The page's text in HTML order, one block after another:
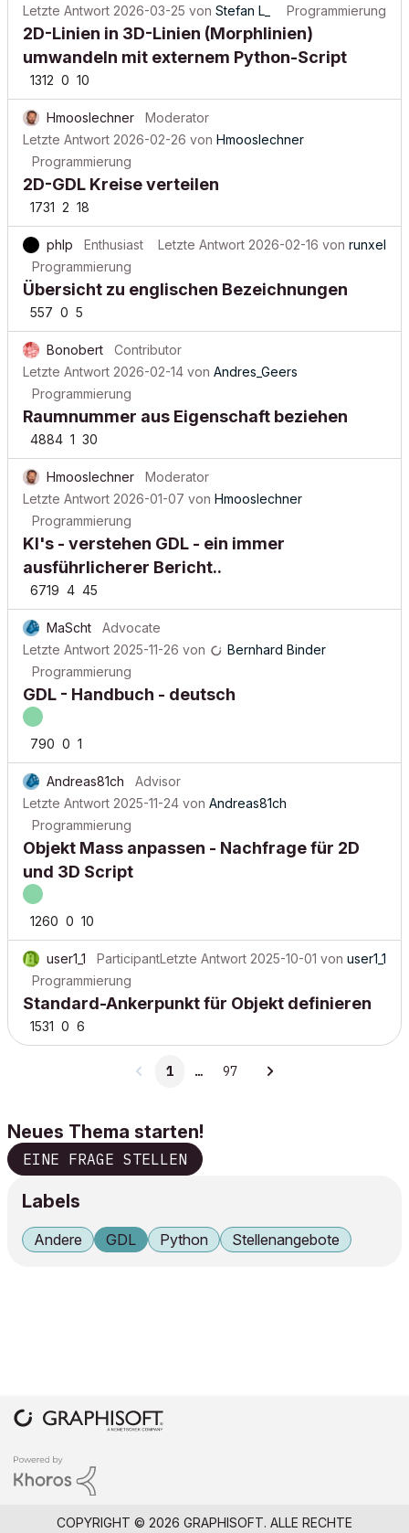
Letzte Antwort 2026-03-25 von Stefan L_ Programmierung
2D-Linien in 3D-Linien (Morphlinien)
umwandeln mit externem Python-Script
1312 0 10
Hmooslechner
Moderator
Letzte Antwort 2026-02-26 von Hmooslechner
Programmierung
2D-GDL Kreise verteilen
1731 2 18
phlp Enthusiast Letzte Antwort 2026-02-16 von runxel
Programmierung
Übersicht zu englischen Bezeichnungen
557 0 5
Bonobert
Contributor
Letzte Antwort 2026-02-14 von Andres_Geers
Programmierung
Raumnummer aus Eigenschaft beziehen
4884 1 30
Hmooslechner
Moderator
Letzte Antwort 2026-01-07 von Hmooslechner
Programmierung
KI's - verstehen GDL - ein immer
ausführlicherer Bericht..
6719 4 45
MaScht
Advocate
Letzte Antwort 2025-11-26 von
Bernhard Binder
Programmierung
GDL - Handbuch - deutsch
790 0 1
Andreas81ch
Advisor
Letzte Antwort 2025-11-24 von Andreas81ch
Programmierung
Objekt Mass anpassen - Nachfrage für 2D
und 3D Script
1260 0 10
user1_1 ParticipantLetzte Antwort 2025-10-01 von user1_1
Programmierung
Standard-Ankerpunkt für Objekt definieren
1531 0 6
1 … 97
Neues Thema starten!
EINE FRAGE STELLEN
Labels
Andere GDL Python Stellenangebote
COPYRIGHT © 2026 GRAPHISOFT. ALLE RECHTE